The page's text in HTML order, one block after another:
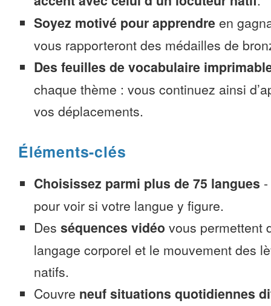
Soyez motivé pour apprendre en
vous rapporteront des médailles de
Des feuilles de vocabulaire
chaque thème : vous continuez ainsi
vos déplacements.
Éléments-clés
Choisissez parmi plus de 75 langues -
pour voir si votre langue y figure.
Des séquences vidéo vous permettent
langage corporel et le mouvement des
natifs.
Couvre neuf situations quotidiennes